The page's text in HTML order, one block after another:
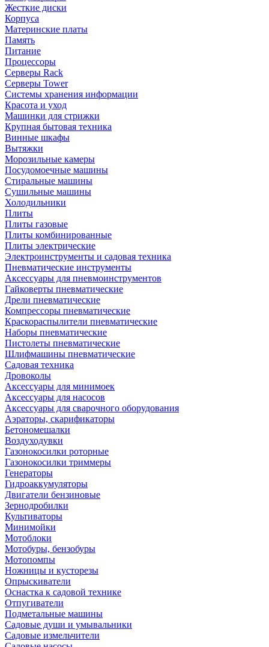
Жесткие диски
Корпуса
Материнские платы
Память
Питание
Процессоры
Серверы Rack
Серверы Tower
Системы хранения информации
Красота и уход
Машинки для стрижки
Крупная бытовая техника
Винные шкафы
Вытяжки
Морозильные камеры
Посудомоечные машины
Стиральные машины
Сушильные машины
Холодильники
Плиты
Плиты газовые
Плиты комбинированные
Плиты электрические
Электроинструменты и садовая техника
Пневматические инструменты
Аксессуары для пневмоинструментов
Гайковерты пневматические
Дрели пневматические
Компрессоры пневматические
Краскораспылители пневматические
Наборы пневматические
Пистолеты пневматические
Шлифмашины пневматические
Садовая техника
Дровоколы
Аксессуары для минимоек
Аксессуары для насосов
Аксессуары для сварочного оборудования
Аэраторы, скарификаторы
Бетономешалки
Воздуходувки
Газонокосилки роторные
Газонокосилки триммеры
Генераторы
Гидроаккумуляторы
Двигатели бензиновые
Зернодробилки
Культиваторы
Минимойки
Мотоблоки
Мотобуры, бензобуры
Мотопомпы
Ножницы и кусторезы
Опрыскиватели
Оснастка к садовой технике
Отпугиватели
Подметальные машины
Садовые души и умывальники
Садовые измельчители